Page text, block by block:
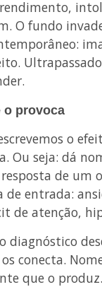
O fundo
o provoca
o
Ou seja: dá
de um
entrada:
de atenção,
conecta.
que o produz.